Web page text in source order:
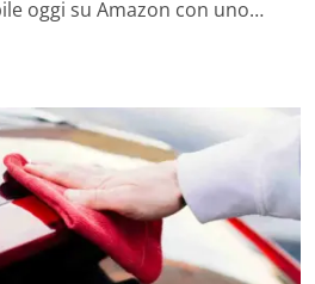
oggi su Amazon con uno…